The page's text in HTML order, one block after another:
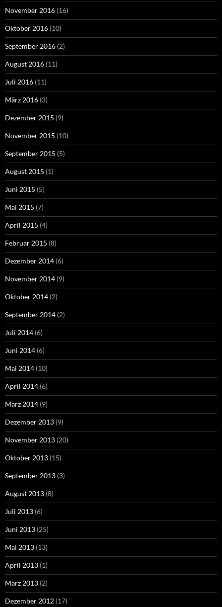
November 2016 (16)
Oktober 2016 (10)
September 2016 (2)
August 2016 (11)
Juli 2016 (11)
März 2016 (3)
Dezember 2015 (9)
November 2015 (10)
September 2015 (5)
August 2015 (1)
Juni 2015 (5)
Mai 2015 (7)
April 2015 (4)
Februar 2015 (8)
Dezember 2014 (6)
November 2014 (9)
Oktober 2014 (2)
September 2014 (2)
Juli 2014 (6)
Juni 2014 (6)
Mai 2014 (10)
April 2014 (6)
März 2014 (9)
Dezember 2013 (9)
November 2013 (20)
Oktober 2013 (15)
September 2013 (3)
August 2013 (8)
Juli 2013 (6)
Juni 2013 (25)
Mai 2013 (13)
April 2013 (1)
März 2013 (2)
Dezember 2012 (17)